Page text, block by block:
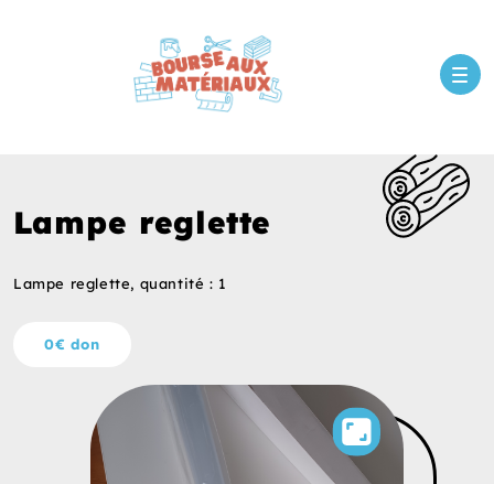
Lampe reglette
Lampe reglette, quantité : 1
0€ don